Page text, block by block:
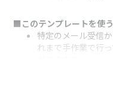
■このテンプレートを使う
特定のメール受信
れまで手作業で行